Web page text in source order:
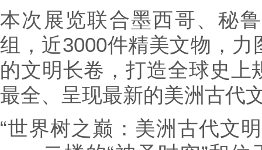
本次展览联合墨西哥、秘
组，近3000件精美文物，
的文明长卷，打造全球史
最全、呈现最新的美洲古代
“世界树之巅：美洲古代文